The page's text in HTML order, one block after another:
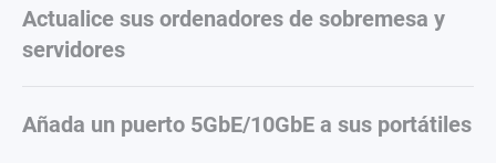
Actualice sus ordenadores de sobremesa y
servidores
Añada un puerto 5GbE/10GbE a sus portátiles